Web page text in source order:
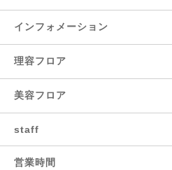
インフォメーション
理容フロア
美容フロア
staff
営業時間